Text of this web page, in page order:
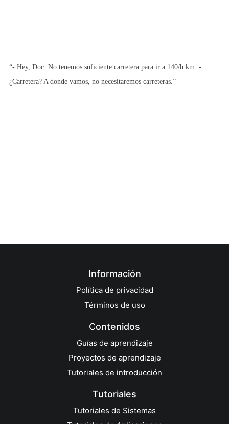
“- Hey, Doc. No tenemos suficiente carretera para ir a 140/h km. -
¿Carretera? A donde vamos, no necesitaremos carreteras.”
Información
Política de privacidad
Términos de uso
Contenidos
Guías de aprendizaje
Proyectos de aprendizaje
Tutoriales de introducción
Tutoriales
Tutoriales de Sistemas